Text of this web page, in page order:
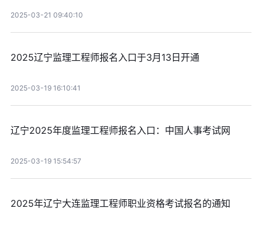
2025-03-21 09:40:10
2025辽宁监理工程师报名入口于3月13日开通
2025-03-19 16:10:41
辽宁2025年度监理工程师报名入口：中国人事考试网
2025-03-19 15:54:57
2025年辽宁大连监理工程师职业资格考试报名的通知